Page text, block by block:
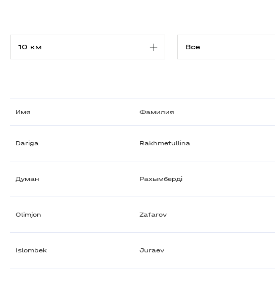
Имя Фамилия
Dariga Rakhmetullina
Думан Рахымберді
Olimjon Zafarov
Islombek Juraev